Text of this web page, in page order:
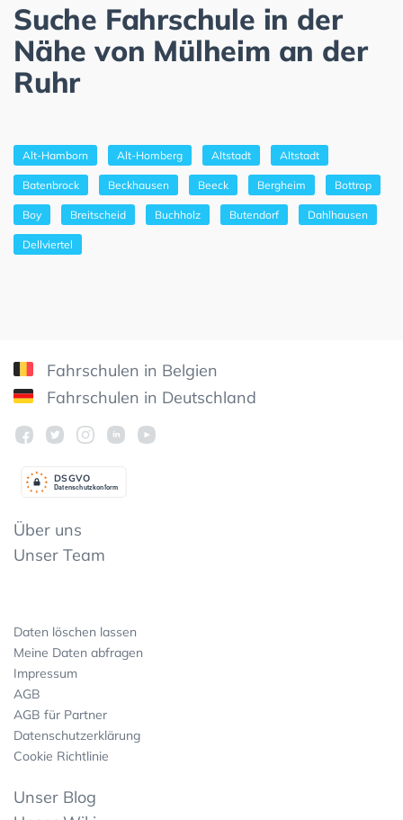
Suche Fahrschule in der
Nähe von Mülheim an der
Ruhr
Alt-Hamborn Alt-Homberg Altstadt Altstadt
Batenbrock Beckhausen Beeck Bergheim Bottrop
Boy Breitscheid Buchholz Butendorf Dahlhausen
Dellviertel
Fahrschulen in Belgien
Fahrschulen in Deutschland
Datenschutzkonform
DSGVO
Über uns
Unser Team
Daten löschen lassen
Meine Daten abfragen
Impressum
AGB
AGB für Partner
Datenschutzerklärung
Cookie Richtlinie
Unser Blog